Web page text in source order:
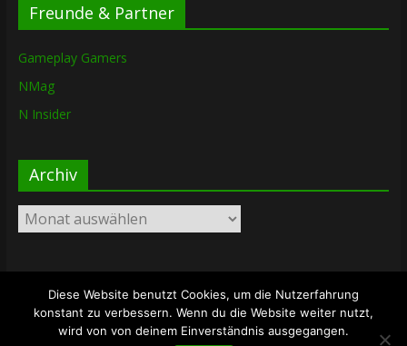
Freunde & Partner
Gameplay Gamers
NMag
N Insider
Archiv
Archiv
Copyright © 2026The Lost Dungeon. Alle Rechte vorbehalten.
Theme: ColorMag vonThemeGrill. Bereitgestellt von
Diese Website benutzt Cookies, um die Nutzerfahrung
konstant zu verbessern. Wenn du die Website weiter nutzt,
wird von von deinem Einverständnis ausgegangen.